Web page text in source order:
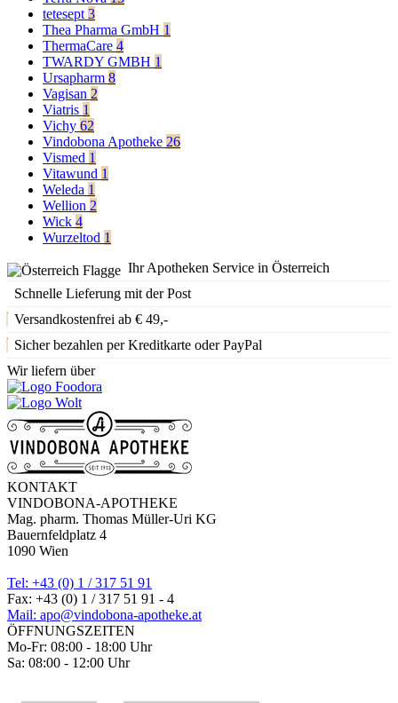
tetesept 3
Thea Pharma GmbH 1
ThermaCare 4
TWARDY GMBH 1
Ursapharm 8
Vagisan 2
Viatris 1
Vichy 62
Vindobona Apotheke 26
Vismed 1
Vitawund 1
Weleda 1
Wellion 2
Wick 4
Wurzeltod 1
Ihr Apotheken Service in Österreich
Schnelle Lieferung mit der Post
Versandkostenfrei ab € 49,-
Sicher bezahlen per Kreditkarte oder PayPal
Wir liefern über
KONTAKT
VINDOBONA-APOTHEKE
Mag. pharm. Thomas Müller-Uri KG
Bauernfeldplatz 4
1090 Wien
Tel: +43 (0) 1 / 317 51 91
Fax: +43 (0) 1 / 317 51 91 - 4
Mail: apo@vindobona-apotheke.at
ÖFFNUNGSZEITEN
Mo-Fr: 08:00 - 18:00 Uhr
Sa: 08:00 - 12:00 Uhr